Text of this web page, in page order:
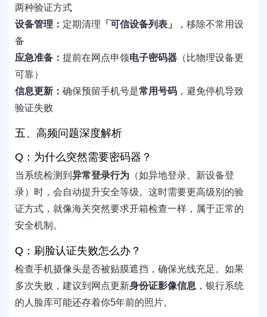
两种验证方式
设备管理： 定期清理 「可信设备列表」
，移除不常用设
备
应急准备： 提前在网点申领电子密码器 （比物理设备更
可靠）
信息更新： 确保预留手机号是常用号码 ，避免停机导致
验证失败
五、高频问题深度解析
Q：为什么突然需要密码器？
当系统检测到 异常登录行为 （如异地登录、新设备登
录）时，会自动提升安全等级。这时需要更高级别的验
证方式，就像海关突然要求开箱检查一样，属于正常的
安全机制。
Q：刷脸认证失败怎么办？
检查手机摄像头是否被贴膜遮挡，确保光线充足。如果
多次失败，建议到网点更新身份证影像信息 ，银行系统
的人脸库可能还存着你5年前的照片。